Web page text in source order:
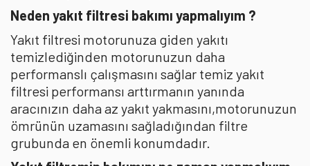
Neden yakıt filtresi bakımı yapmalıyım ?
Yakıt filtresi motorunuza giden yakıtı
temizlediğinden motorunuzun daha
performanslı çalışmasını sağlar temiz yakıt
filtresi performansı arttırmanın yanında
aracınızın daha az yakıt yakmasını,motorunuzun
ömrünün uzamasını sağladığından filtre
grubunda en önemli konumdadır.